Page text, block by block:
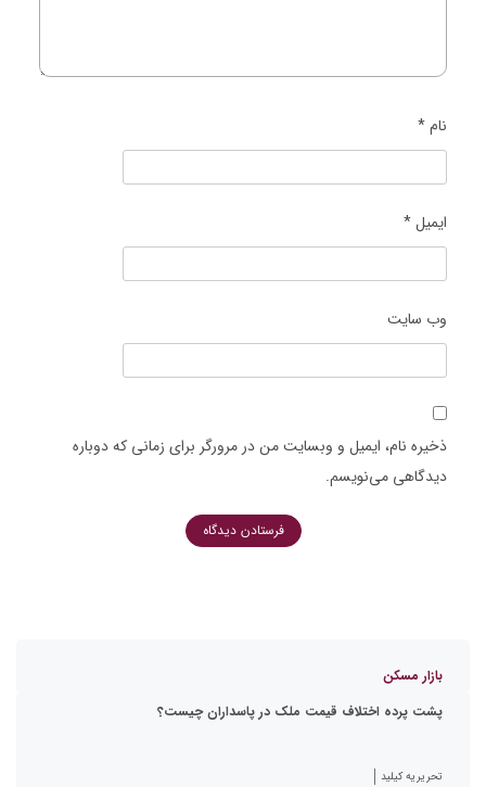
نام*
ایمیل*
وب‌ سایت
ذخیره نام، ایمیل و وبسایت من در مرورگر برای زمانی که دوباره
دیدگاهی می‌نویسم.
بازار مسکن
پشت پرده اختلاف قیمت ملک در پاسداران چیست؟
تحریریه کیلید